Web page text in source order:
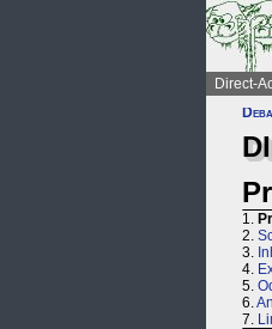
Direct-
1.
2.
3.
4.
5.
6.
7.